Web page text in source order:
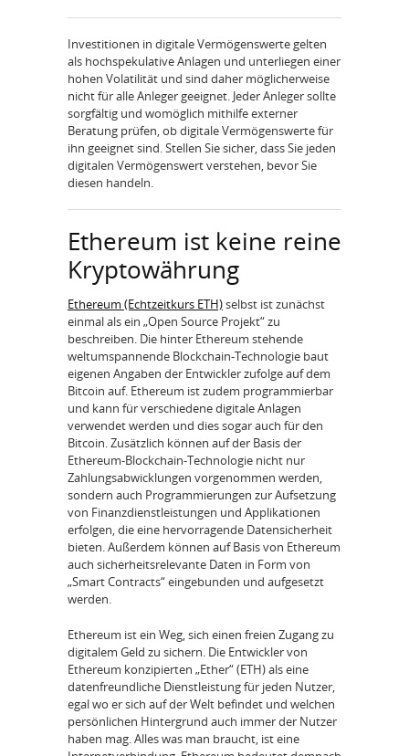
Investitionen in digitale Vermögenswerte gelten
als hochspekulative Anlagen und unterliegen einer
hohen Volatilität und sind daher möglicherweise
nicht für alle Anleger geeignet. Jeder Anleger sollte
sorgfältig und womöglich mithilfe externer
Beratung prüfen, ob digitale Vermögenswerte für
ihn geeignet sind. Stellen Sie sicher, dass Sie jeden
digitalen Vermögenswert verstehen, bevor Sie
diesen handeln.
Ethereum ist keine reine
Kryptowährung
Ethereum (Echtzeitkurs ETH)selbst ist zunächst
einmal als ein „Open Source Projekt“ zu
beschreiben. Die hinter Ethereum stehende
weltumspannende Blockchain-Technologie baut
eigenen Angaben der Entwickler zufolge auf dem
Bitcoin auf. Ethereum ist zudem programmierbar
und kann für verschiedene digitale Anlagen
verwendet werden und dies sogar auch für den
Bitcoin. Zusätzlich können auf der Basis der
Ethereum-Blockchain-Technologie nicht nur
Zahlungsabwicklungen vorgenommen werden,
sondern auch Programmierungen zur Aufsetzung
von Finanzdienstleistungen und Applikationen
erfolgen, die eine hervorragende Datensicherheit
bieten. Außerdem können auf Basis von Ethereum
auch sicherheitsrelevante Daten in Form von
„Smart Contracts“ eingebunden und aufgesetzt
werden.
Ethereum ist ein Weg, sich einen freien Zugang zu
digitalem Geld zu sichern. Die Entwickler von
Ethereum konzipierten „Ether“ (ETH) als eine
datenfreundliche Dienstleistung für jeden Nutzer,
egal wo er sich auf der Welt befindet und welchen
persönlichen Hintergrund auch immer der Nutzer
haben mag. Alles was man braucht, ist eine